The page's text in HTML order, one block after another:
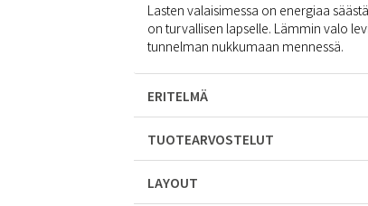
Lasten valaisimessa on energiaa
on turvallisen lapselle. Lämmin valo
tunnelman nukkumaan mennessä.
ERITELMÄ
TUOTEARVOSTELUT
LAYOUT